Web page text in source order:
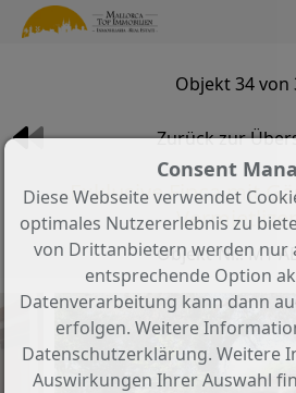
Objekt 34 von
Zurück zur
Exklusive Finca mit
Objekt-Nr.: MT-
Consent
Diese Webseite verwendet
optimales Nutzererlebnis zu
von Drittanbietern werden nur
entsprechende Option
Datenverarbeitung kann dann
erfolgen. Weitere
Datenschutzerklärung. Weitere
Auswirkungen Ihrer Auswahl